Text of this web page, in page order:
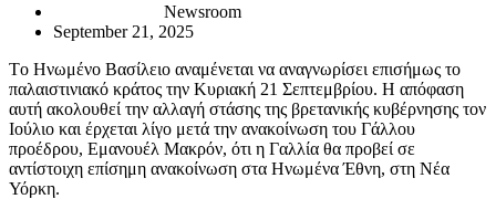
Newsroom
September 21, 2025
Tο Ηνωμένο Βασίλειο αναμένεται να αναγνωρίσει επισήμως το
παλαιστινιακό κράτος την Κυριακή 21 Σεπτεμβρίου. Η απόφαση
αυτή ακολουθεί την αλλαγή στάσης της βρετανικής κυβέρνησης τον
Ιούλιο και έρχεται λίγο μετά την ανακοίνωση του Γάλλου
προέδρου, Εμανουέλ Μακρόν, ότι η Γαλλία θα προβεί σε
αντίστοιχη επίσημη ανακοίνωση στα Ηνωμένα Έθνη, στη Νέα
Υόρκη.